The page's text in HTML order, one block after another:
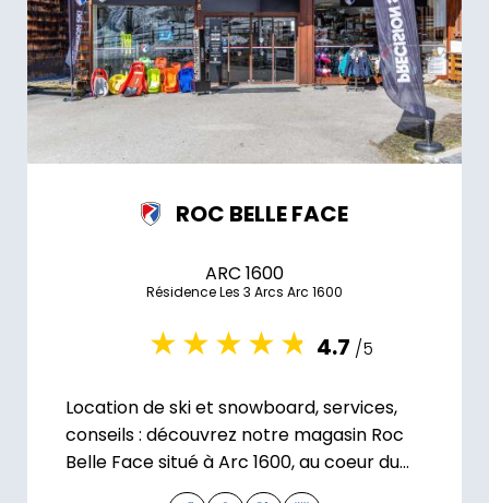
ROC BELLE FACE
ARC 1600
Résidence Les 3 Arcs Arc 1600
4.7 /5
Location de ski et snowboard, services,
conseils : découvrez notre magasin Roc
Belle Face situé à Arc 1600, au coeur du
domaine skiable Paradiski.